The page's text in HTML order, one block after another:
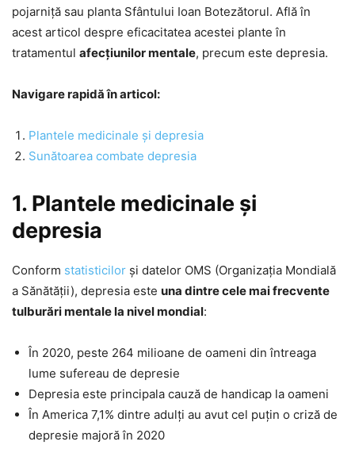
pojarniță sau planta Sfântului Ioan Botezătorul. Află în
acest articol despre eficacitatea acestei plante în
tratamentul afecțiunilor mentale, precum este depresia.
Navigare rapidă în articol:
Plantele medicinale și depresia
Sunătoarea combate depresia
1. Plantele medicinale și
depresia
Conform statisticilor și datelor OMS (Organizația Mondială
a Sănătății), depresia este una dintre cele mai frecvente
tulburări mentale la nivel mondial:
În 2020, peste 264 milioane de oameni din întreaga
lume sufereau de depresie
Depresia este principala cauză de handicap la oameni
În America 7,1% dintre adulți au avut cel puțin o criză de
depresie majoră în 2020